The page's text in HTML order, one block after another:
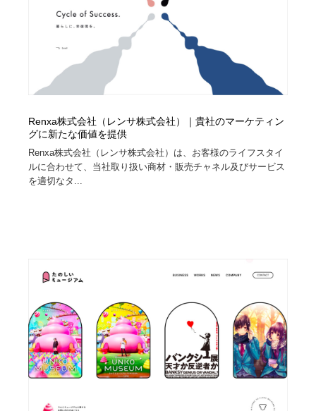
Renxa株式会社（レンサ株式会社）｜貴社のマーケティン
グに新たな価値を提供
Renxa株式会社（レンサ株式会社）は、お客様のライフスタイ
ルに合わせて、当社取り扱い商材・販売チャネル及びサービス
を適切なタ...